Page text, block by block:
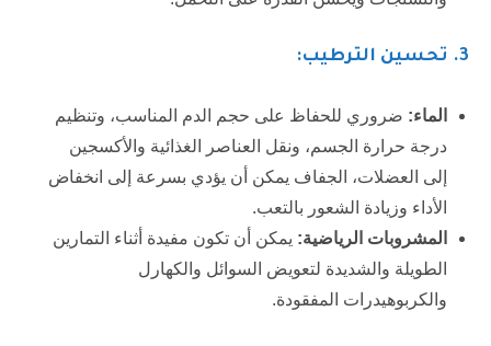
3. تحسين الترطيب:
الماء: ضروري للحفاظ على حجم الدم المناسب، وتنظيم
درجة حرارة الجسم، ونقل العناصر الغذائية والأكسجين
إلى العضلات، الجفاف يمكن أن يؤدي بسرعة إلى انخفاض
الأداء وزيادة الشعور بالتعب.
المشروبات الرياضية: يمكن أن تكون مفيدة أثناء التمارين
الطويلة والشديدة لتعويض السوائل والكهارل
والكربوهيدرات المفقودة.